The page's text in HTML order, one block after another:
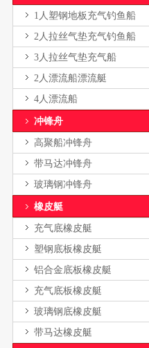
1人塑钢地板充气钓鱼船
2人拉丝气垫充气钓鱼船
3人拉丝气垫充气船
2人漂流船漂流艇
4人漂流船
冲锋舟
高聚船冲锋舟
带马达冲锋舟
玻璃钢冲锋舟
橡皮艇
充气底橡皮艇
塑钢底板橡皮艇
铝合金底板橡皮艇
充气底板橡皮艇
玻璃钢底橡皮艇
带马达橡皮艇